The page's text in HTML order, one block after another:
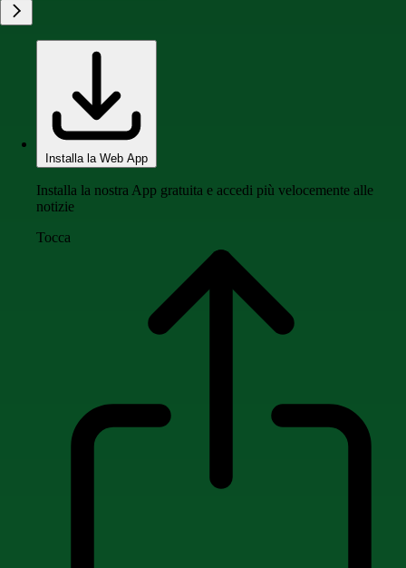
Installa la Web App
Installa la nostra App gratuita e accedi più velocemente alle
notizie
Tocca